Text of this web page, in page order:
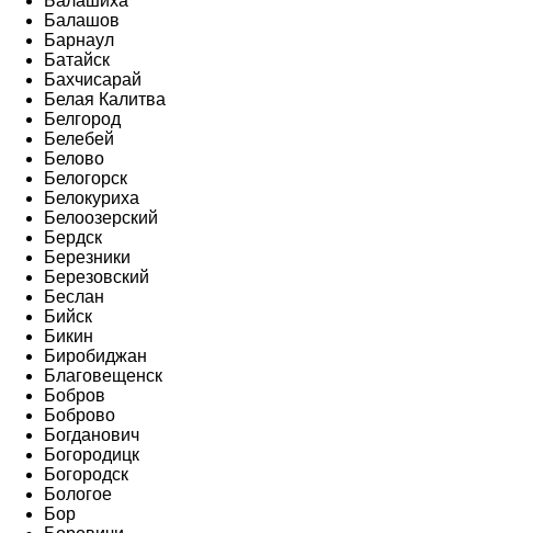
Балашов
Барнаул
Батайск
Бахчисарай
Белая Калитва
Белгород
Белебей
Белово
Белогорск
Белокуриха
Белоозерский
Бердск
Березники
Березовский
Беслан
Бийск
Бикин
Биробиджан
Благовещенск
Бобров
Боброво
Богданович
Богородицк
Богородск
Бологое
Бор